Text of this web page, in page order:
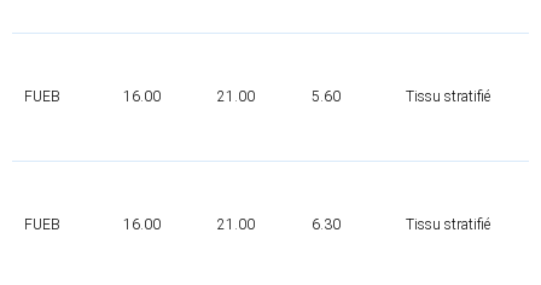
FUEB 16.00 21.00 5.60 Tissu stratifié
FUEB 16.00 21.00 6.30 Tissu stratifié